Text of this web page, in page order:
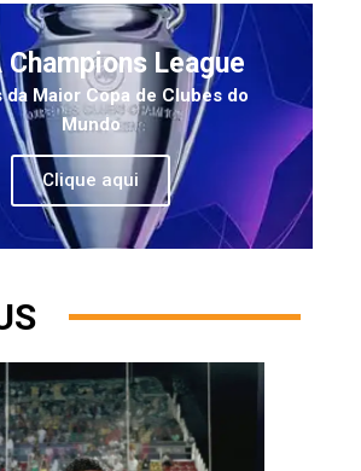
Champions League
da Maior Copa de Clubes do
Mundo
Clique aqui